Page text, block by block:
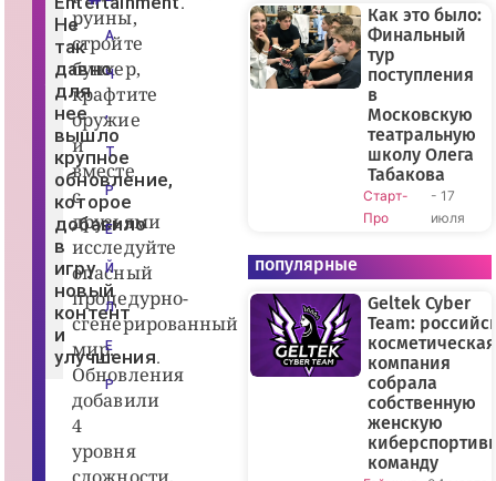
at
te
rt
m
Не
так
давно
для
нее
вышло
крупное
обновление,
которое
добавило
в
игру
новый
контент
и
улучшения.
руины,
стройте
бункер,
крафтите
оружие
и
вместе
с
друзьями
исследуйте
опасный
процедурно-
сгенерированный
мир.
Обновления
добавили
4
уровня
А
Ч
,
Т
Р
Е
Й
Л
Е
Р
Как это было:
Финальный
тур
поступления
в
Московскую
театральную
школу Олега
Табакова
Старт-
Про
- 17
июля
популярные
Geltek Cyber
Team:
косметическая
компания
собрала
собственную
женскую
команду